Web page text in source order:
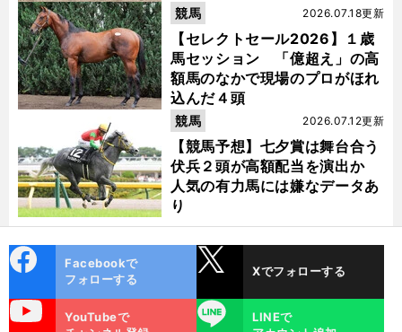
【セレクトセール2026】１歳
馬セッション 「億超え」の高
額馬のなかで現場のプロがほれ
込んだ４頭
2026.07.18更新
競馬
【競馬予想】七夕賞は舞台合う
伏兵２頭が高額配当を演出か
人気の有力馬には嫌なデータあ
り
2026.07.12更新
競馬
ok
Facebookで
フォローする
Xでフォローする
YouTubeで
LINE
LINEで